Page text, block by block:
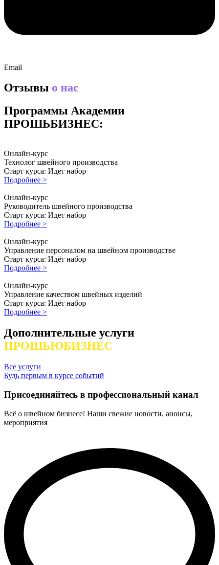
Email
Отзывы о нас
Программы Академии
ПРОШЬБИЗНЕС:
Онлайн-курс
Технолог швейного производства
Старт курса: Идет набор
Подробнее >
Онлайн-курс
Руководитель швейного производства
Старт курса: Идет набор
Подробнее >
Онлайн-курс
Управление персоналом на швейном производстве
Старт курса: Идёт набор
Подробнее >
Онлайн-курс
Управление качеством швейных изделий
Старт курса: Идёт набор
Подробнее >
Дополнительные услуги
ПРОШЬЮБИЗНЕС
Все услуги
Будь первым в курсе событий
Присоединяйтесь в профессиональный канал
Всё о швейном бизнесе! Наши свежие новости, анонсы,
мероприятия